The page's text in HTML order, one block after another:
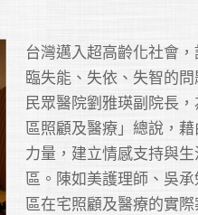
台灣邁入超高齡化社會
臨失能、失依、失智的
民眾醫院劉雅瑛副院長
區照顧及醫療」總說，
力量，建立情感支持與
區。陳如美護理師、吳
區在宅照顧及醫療的實